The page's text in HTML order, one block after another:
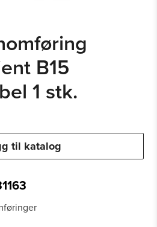
B15
1 stk.
til katalog